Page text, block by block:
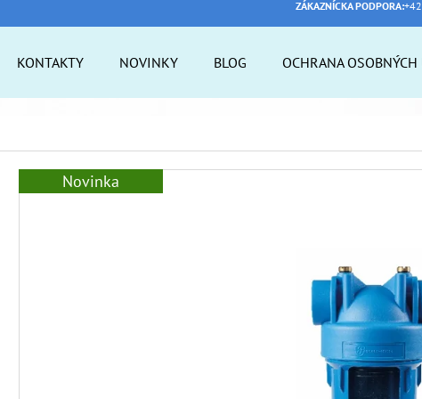
ZÁKAZNÍCKA PODPORA:
KONTAKTY NOVINKY BLOG OCHRANA OSOBNÝCH
Novinka